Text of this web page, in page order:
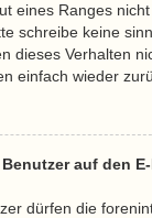
eines Ranges
schreibe keine
dieses Verhalten
einfach wieder
auf den
dürfen die